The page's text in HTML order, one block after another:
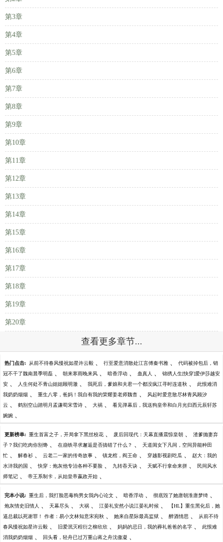
第3章
第4章
第5章
第6章
第7章
第8章
第9章
第10章
第11章
第12章
第13章
第14章
第15章
第16章
第17章
第18章
第19章
第20章
查看更多章节...
热门点击: 从前不待春风慢祝如星许云毅 、 行至爱意消散处江言傅秦书雅 、 代码被掉包后，销
冠不干了魏南晨季明磊 、 朝来寒雨晚来风 、 暗香浮动 、 蛊真人 、 锦绣人生[快穿]爱伊莎越安
安 、 人生何处不青山姐姐顾明澈 、 我死后，爹娘和夫君一个都没疯江寻时连道秋 、 此恨难消
我奶奶烟烟 、 重生八零，爸妈！我自有我的荣耀姜老师魏杳 、 风起时爱意散尽林青风顾汐
云 、 鹤别空山踏明月孟谦荀宋雪诗 、 大祸 、 看见弹幕后，我送狗皇帝和白月光归西元辰轩苏
婉婉 、
更新榜单: 重生首富之子，开局拿下黑丝校花 、 废后回现代：天幕直播震惊皇朝 、 渣爹抛妻弃
子？我们吃肉你别馋 、 在崩铁寻求邂逅是否搞错了什么？ 、 天道闺女下凡间，空间异能种田
忙 、 解春衫 、 云老二一家的传奇故事 、 镇龙棺，阎王命 、 穿越影视剧吃瓜 、 赵大：我的
水浒我的国 、 快穿：炮灰他专治各种不要脸 、 九转吞天诀 、 天赋不行拿命来拼 、 民间风水
师笔记 、 帝王系制卡，从始皇帝嬴政开始 、
完本小说: 重生后，我打脸恶毒狗男女我内心论文 、 暗香浮动 、 彻底毁了她唐朝淮唐梦绮 、
炮灰情史旧情人 、 天幕尽头 、 大祸 、 江晏礼安然小说江晏礼时候 、 【HL】重生黑化后，她
逼总裁以死谢罪！ 作者：易小文林知意宋宛秋 、 她来自星际最高监狱 、 醉酒情思 、 从前不待
春风慢祝如星许云毅 、 旧爱泯灭程衍之柳欣欣 、 妈妈的忌日，我的葬礼爸爸的名字 、 此恨难
消我奶奶烟烟 、 回头看，轻舟已过万重山蒋之舟沈傲凝 、